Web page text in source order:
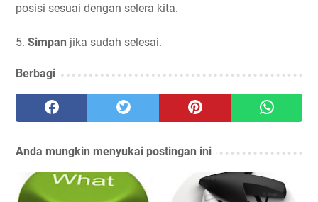
posisi sesuai dengan selera kita.
5. Simpan jika sudah selesai.
Berbagi
Anda mungkin menyukai postingan ini